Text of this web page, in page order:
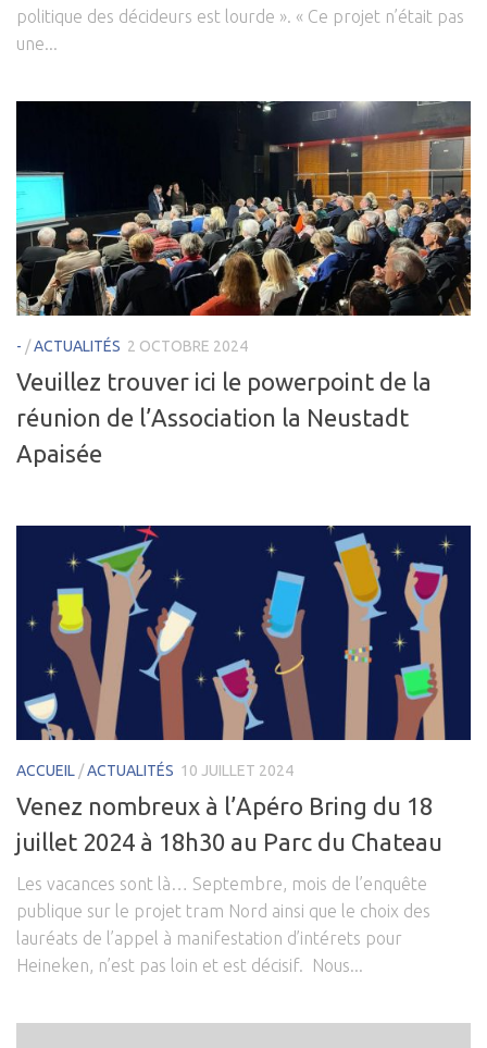
politique des décideurs est lourde ». « Ce projet n’était pas
une...
- /ACTUALITÉS 2 OCTOBRE 2024
Veuillez trouver ici le powerpoint de la
réunion de l’Association la Neustadt
Apaisée
ACCUEIL /ACTUALITÉS 10 JUILLET 2024
Venez nombreux à l’Apéro Bring du 18
juillet 2024 à 18h30 au Parc du Chateau
Les vacances sont là… Septembre, mois de l’enquête
publique sur le projet tram Nord ainsi que le choix des
lauréats de l’appel à manifestation d’intérets pour
Heineken, n’est pas loin et est décisif. Nous...